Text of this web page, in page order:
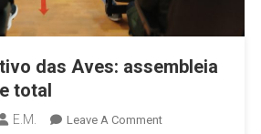
das Aves: assembleia
total
E.M. Leave A CommentOn